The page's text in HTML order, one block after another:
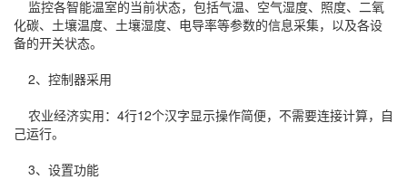
监控各智能温室的当前状态，包括气温、空气湿度、照度、二氧
化碳、土壤温度、土壤湿度、电导率等参数的信息采集，以及各设
备的开关状态。
2、控制器采用
农业经济实用：4行12个汉字显示操作简便，不需要连接计算，自
己运行。
3、设置功能